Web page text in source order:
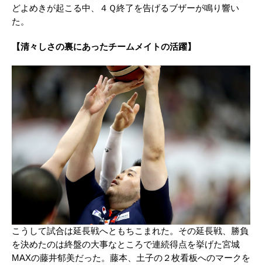
どよめきが起こる中、４Ｑ終了を告げるブザーが鳴り響い
た。
【清々しさの裏にあったチームメイトの活躍】
こうして試合は延長戦へともちこまれた。その延長戦、勝負
を決めたのは終盤の大事なところで連続得点を挙げた宮城
MAXの藤井郁美だった。藤本、土子の２枚看板へのマークを